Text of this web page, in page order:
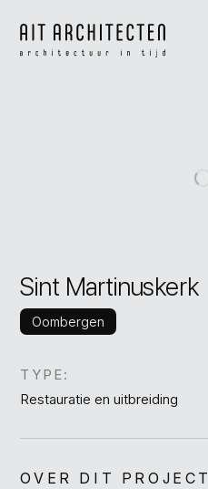
Sint Martinuskerk
Oombergen
TYPE:
Restauratie en uitbreiding
OVER DIT PROJECT